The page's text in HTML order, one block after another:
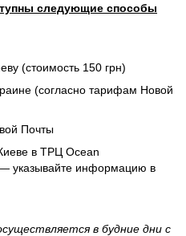
следующие способы
(стоимость 150 грн)
(согласно тарифам Новой
Почты
в ТРЦ Ocean
указывайте информацию в
в будние дни с